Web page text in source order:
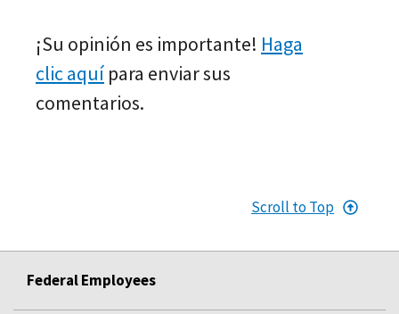
¡Su opinión es importante! Haga
clic aquí para enviar sus
comentarios.
Scroll to Top
Federal Employees